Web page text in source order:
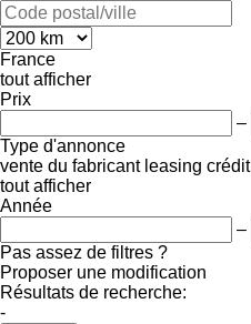
France
tout afficher
Prix
–
Type d'annonce
vente du fabricant leasing crédit
tout afficher
Année
–
Pas assez de filtres ?
Proposer une modification
Résultats de recherche:
-